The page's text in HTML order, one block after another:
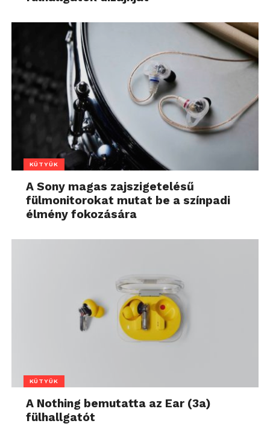
KÜTYÜK
A Sony magas zajszigetelésű
fülmonitorokat mutat be a színpadi
élmény fokozására
KÜTYÜK
A Nothing bemutatta az Ear (3a)
fülhallgatót